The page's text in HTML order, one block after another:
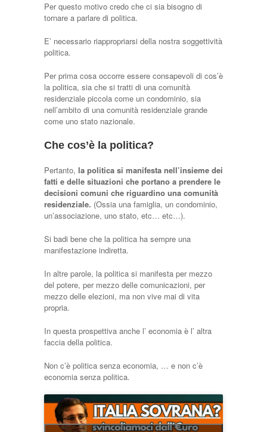
Per questo motivo credo che ci sia bisogno di
tornare a parlare di politica.
E’ necessario riappropriarsi della nostra soggettività
politica.
Per prima cosa occorre essere consapevoli di cos’è
la politica, sia che si tratti di una comunità
residenziale piccola come un condominio, sia
nell’ambito di una comunità residenziale grande
come uno stato nazionale.
Che cos’è la politica?
Pertanto, la politica si manifesta nell’insieme dei
fatti e delle situazioni che portano a prendere le
decisioni comuni che riguardino una comunità
residenziale. (Ossia una famiglia, un condominio,
un’associazione, uno stato, etc… etc…).
Si badi bene che la politica ha sempre una
manifestazione indiretta.
In altre parole, la politica si manifesta per mezzo
del potere, per mezzo delle comunicazioni, per
mezzo delle elezioni, ma non vive mai di vita
propria.
In questa prospettiva anche l’ economia è l’ altra
faccia della politica.
Non c’è politica senza economia, … e non c’è
economia senza politica.